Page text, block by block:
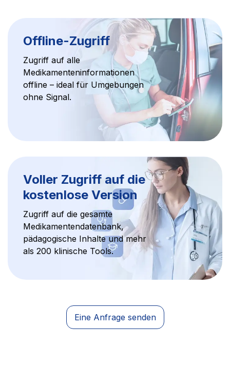
Offline-Zugriff
Zugriff auf alle
Medikamenteninformationen
offline – ideal für Umgebungen
ohne Signal.
Voller Zugriff auf die
kostenlose Version
Zugriff auf die gesamte
Medikamentendatenbank,
pädagogische Inhalte und mehr
als 200 klinische Tools.
Eine Anfrage senden